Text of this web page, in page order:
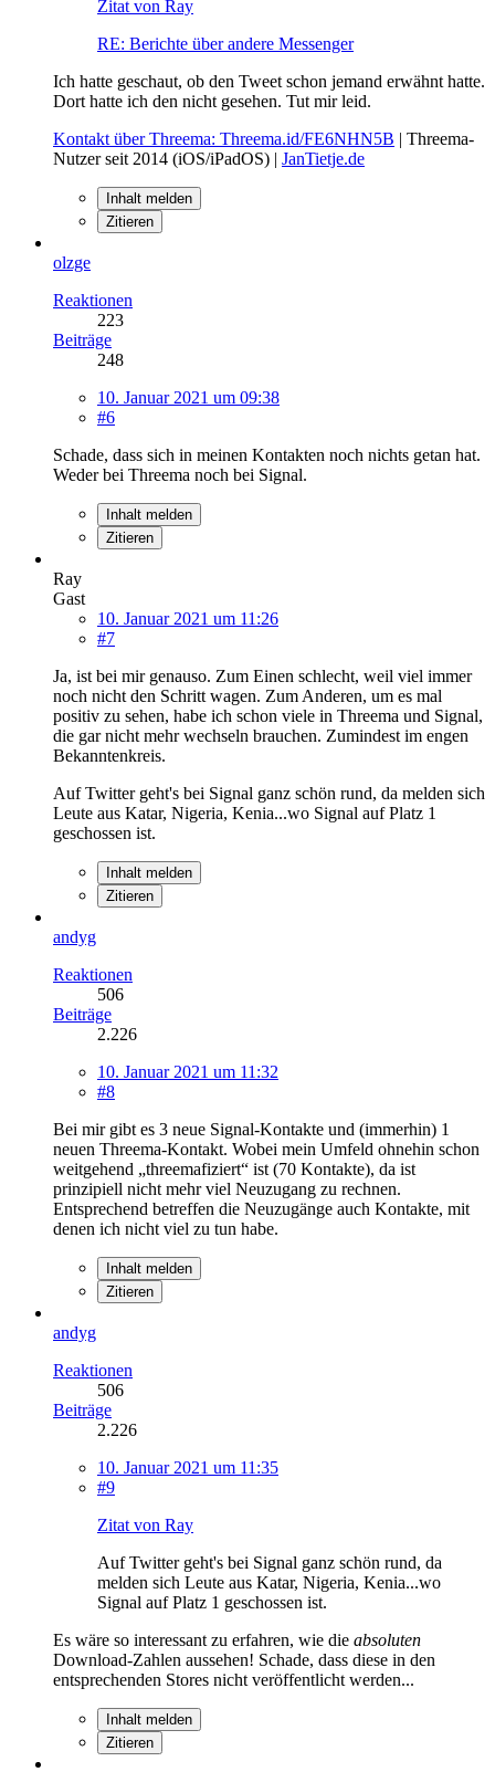
Zitat von Ray
RE: Berichte über andere Messenger
Ich hatte geschaut, ob den Tweet schon jemand erwähnt hatte.
Dort hatte ich den nicht gesehen. Tut mir leid.
Kontakt über Threema: Threema.id/FE6NHN5B | Threema-
Nutzer seit 2014 (iOS/iPadOS) | JanTietje.de
Inhalt melden
Zitieren
olzge
Reaktionen
223
Beiträge
248
10. Januar 2021 um 09:38
#6
Schade, dass sich in meinen Kontakten noch nichts getan hat.
Weder bei Threema noch bei Signal.
Inhalt melden
Zitieren
Ray
Gast
10. Januar 2021 um 11:26
#7
Ja, ist bei mir genauso. Zum Einen schlecht, weil viel immer
noch nicht den Schritt wagen. Zum Anderen, um es mal
positiv zu sehen, habe ich schon viele in Threema und Signal,
die gar nicht mehr wechseln brauchen. Zumindest im engen
Bekanntenkreis.
Auf Twitter geht's bei Signal ganz schön rund, da melden sich
Leute aus Katar, Nigeria, Kenia...wo Signal auf Platz 1
geschossen ist.
Inhalt melden
Zitieren
andyg
Reaktionen
506
Beiträge
2.226
10. Januar 2021 um 11:32
#8
Bei mir gibt es 3 neue Signal-Kontakte und (immerhin) 1
neuen Threema-Kontakt. Wobei mein Umfeld ohnehin schon
weitgehend „threemafiziert“ ist (70 Kontakte), da ist
prinzipiell nicht mehr viel Neuzugang zu rechnen.
Entsprechend betreffen die Neuzugänge auch Kontakte, mit
denen ich nicht viel zu tun habe.
Inhalt melden
Zitieren
andyg
Reaktionen
506
Beiträge
2.226
10. Januar 2021 um 11:35
#9
Zitat von Ray
Auf Twitter geht's bei Signal ganz schön rund, da
melden sich Leute aus Katar, Nigeria, Kenia...wo
Signal auf Platz 1 geschossen ist.
Es wäre so interessant zu erfahren, wie die absoluten
Download-Zahlen aussehen! Schade, dass diese in den
entsprechenden Stores nicht veröffentlicht werden...
Inhalt melden
Zitieren